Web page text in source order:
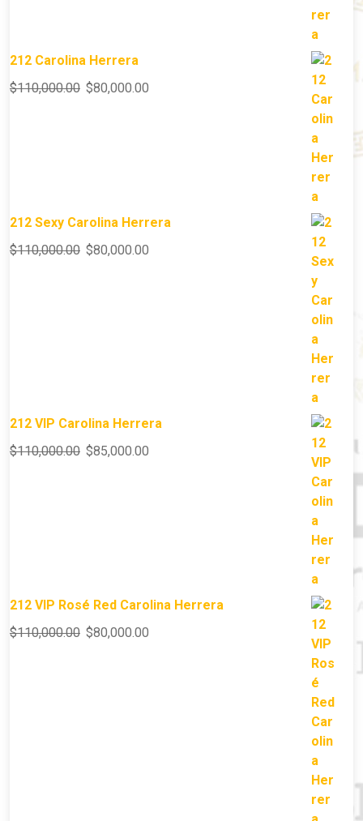
212 Carolina Herrera
$110,000.00 $80,000.00
212 Sexy Carolina Herrera
$110,000.00 $80,000.00
212 VIP Carolina Herrera
$110,000.00 $85,000.00
212 VIP Rosé Red Carolina Herrera
$110,000.00 $80,000.00